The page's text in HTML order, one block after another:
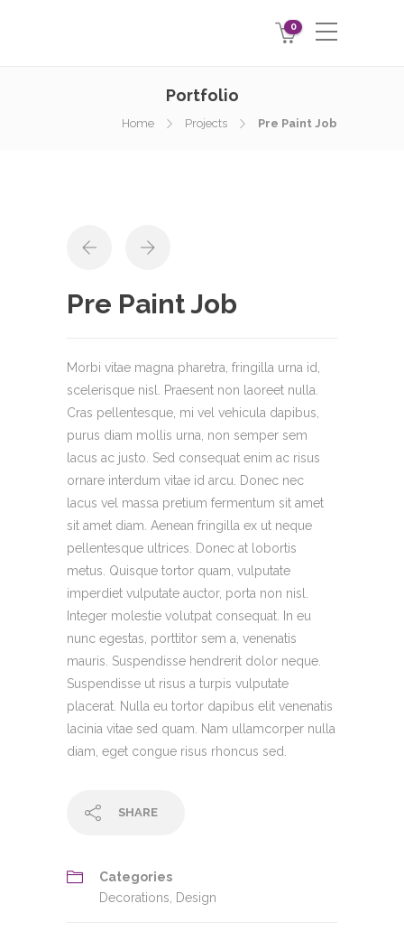
0
Portfolio
Home Projects Pre Paint Job
Pre Paint Job
Morbi vitae magna pharetra, fringilla urna id,
scelerisque nisl. Praesent non laoreet nulla.
Cras pellentesque, mi vel vehicula dapibus,
purus diam mollis urna, non semper sem
lacus ac justo. Sed consequat enim ac risus
ornare interdum vitae id arcu. Donec nec
lacus vel massa pretium fermentum sit amet
sit amet diam. Aenean fringilla ex ut neque
pellentesque ultrices. Donec at lobortis
metus. Quisque tortor quam, vulputate
imperdiet vulputate auctor, porta non nisl.
Integer molestie volutpat consequat. In eu
nunc egestas, porttitor sem a, venenatis
mauris. Suspendisse hendrerit dolor neque.
Suspendisse ut risus a turpis vulputate
placerat. Nulla eu tortor dapibus elit venenatis
lacinia vitae sed quam. Nam ullamcorper nulla
diam, eget congue risus rhoncus sed.
SHARE
Categories
Decorations
Design